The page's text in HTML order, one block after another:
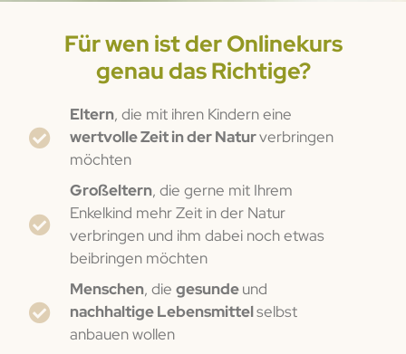
Für wen ist der Onlinekurs
genau das Richtige?
Eltern, die mit ihren Kindern eine
wertvolle Zeit in der Naturverbringen
möchten
Großeltern, die gerne mit Ihrem
Enkelkind mehr Zeit in der Natur
verbringen und ihm dabei noch etwas
beibringen möchten
Menschen, diegesundeund
nachhaltige Lebensmittelselbst
anbauen wollen